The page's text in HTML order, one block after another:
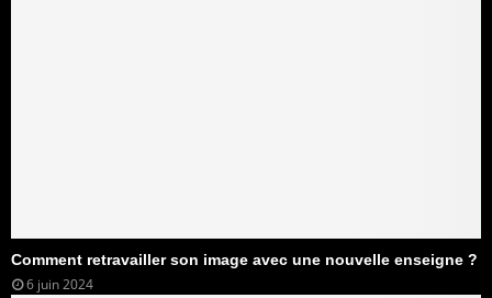
Comment retravailler son image avec une nouvelle enseigne ?
6 juin 2024